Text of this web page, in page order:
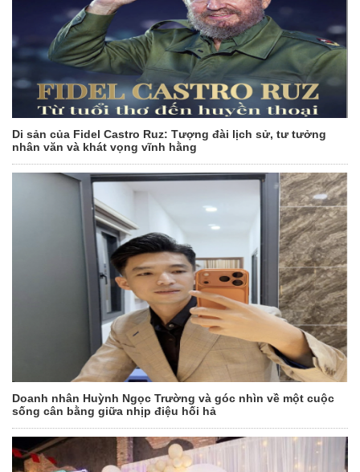
Di sản của Fidel Castro Ruz: Tượng đài lịch sử, tư tưởng
nhân văn và khát vọng vĩnh hằng
Doanh nhân Huỳnh Ngọc Trường và góc nhìn về một cuộc
sống cân bằng giữa nhịp điệu hối hả